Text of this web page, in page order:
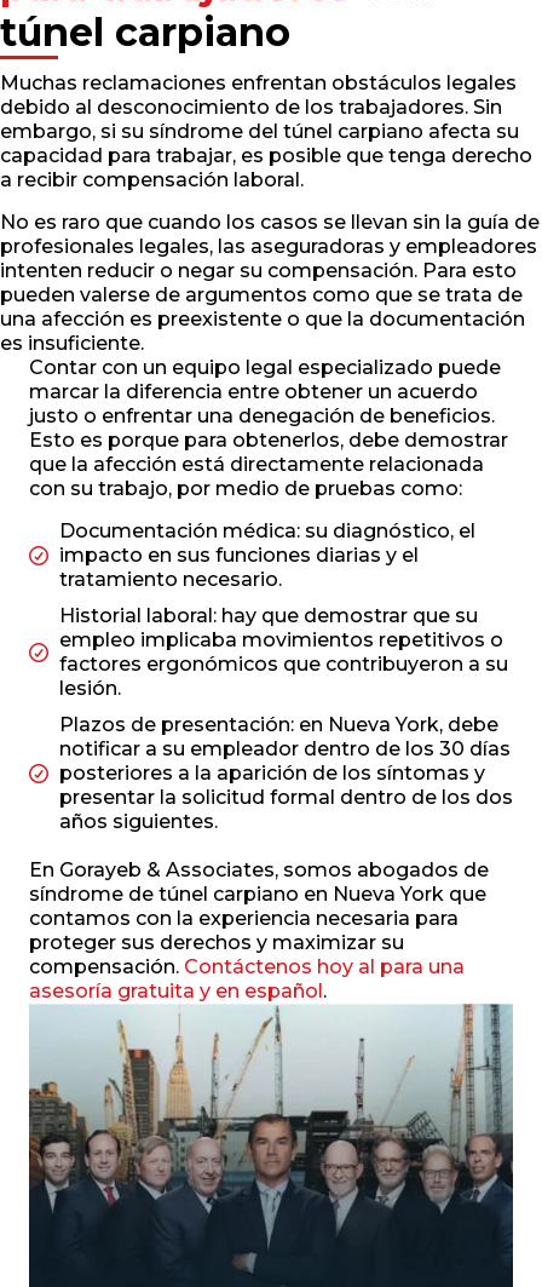
túnel carpiano
Muchas reclamaciones enfrentan obstáculos legales
debido al desconocimiento de los trabajadores. Sin
embargo, si su síndrome del túnel carpiano afecta su
capacidad para trabajar, es posible que tenga derecho
a recibir compensación laboral.
No es raro que cuando los casos se llevan sin la guía de
profesionales legales, las aseguradoras y empleadores
intenten reducir o negar su compensación. Para esto
pueden valerse de argumentos como que se trata de
una afección es preexistente o que la documentación
es insuficiente.
Contar con un equipo legal especializado puede
marcar la diferencia entre obtener un acuerdo
justo o enfrentar una denegación de beneficios.
Esto es porque para obtenerlos, debe demostrar
que la afección está directamente relacionada
con su trabajo, por medio de pruebas como:
Documentación médica: su diagnóstico, el
impacto en sus funciones diarias y el
tratamiento necesario.
Historial laboral: hay que demostrar que su
empleo implicaba movimientos repetitivos o
factores ergonómicos que contribuyeron a su
lesión.
Plazos de presentación: en Nueva York, debe
notificar a su empleador dentro de los 30 días
posteriores a la aparición de los síntomas y
presentar la solicitud formal dentro de los dos
años siguientes.
En Gorayeb & Associates, somos abogados de
síndrome de túnel carpiano en Nueva York que
contamos con la experiencia necesaria para
proteger sus derechos y maximizar su
compensación. Contáctenos hoy al para una
asesoría gratuita y en español .